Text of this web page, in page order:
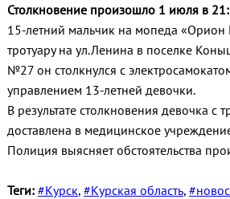
Столкновение произошло 1 июля в
15-летний мальчик на мопеда «Орион
тротуару на ул.Ленина в поселке
№27 он столкнулся с
управлением 13-летней девочки.
В результате столкновения девочка с
доставлена в медицинское
Полиция выясняет обстоятельства
Теги: #Курск, #Курская область,